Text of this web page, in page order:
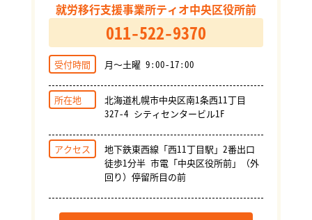
就労移行支援事業所ティオ中央区役所前
011-522-9370
受付時間 月～土曜 9:00-17:00
所在地
北海道札幌市中央区南1条西11丁目
327-4 シティセンタービル1F
アクセス
地下鉄東西線「西11丁目駅」2番出口
徒歩1分半 市電「中央区役所前」（外
回り）停留所目の前